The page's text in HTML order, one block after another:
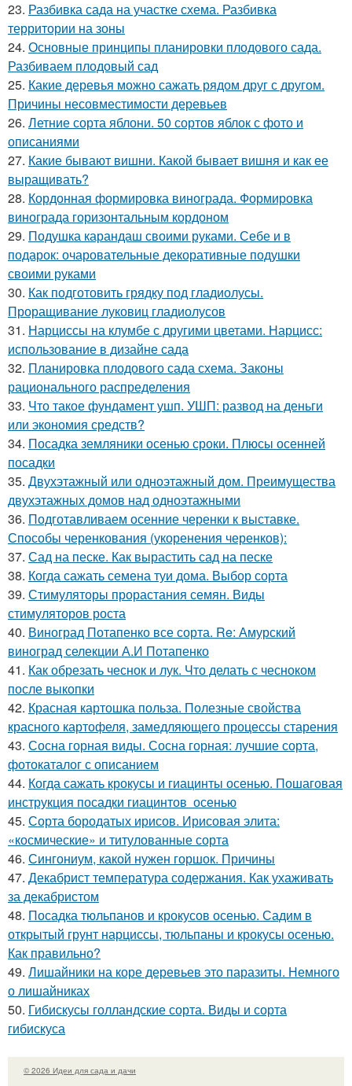
23. Разбивка сада на участке схема. Разбивка
территории на зоны
24. Основные принципы планировки плодового сада.
Разбиваем плодовый сад
25. Какие деревья можно сажать рядом друг с другом.
Причины несовместимости деревьев
26. Летние сорта яблони. 50 сортов яблок с фото и
описаниями
27. Какие бывают вишни. Какой бывает вишня и как ее
выращивать?
28. Кордонная формировка винограда. Формировка
винограда горизонтальным кордоном
29. Подушка карандаш своими руками. Себе и в
подарок: очаровательные декоративные подушки
своими руками
30. Как подготовить грядку под гладиолусы.
Проращивание луковиц гладиолусов
31. Нарциссы на клумбе с другими цветами. Нарцисс:
использование в дизайне сада
32. Планировка плодового сада схема. Законы
рационального распределения
33. Что такое фундамент ушп. УШП: развод на деньги
или экономия средств?
34. Посадка земляники осенью сроки. Плюсы осенней
посадки
35. Двухэтажный или одноэтажный дом. Преимущества
двухэтажных домов над одноэтажными
36. Подготавливаем осенние черенки к выставке.
Способы черенкования (укоренения черенков):
37. Сад на песке. Как вырастить сад на песке
38. Когда сажать семена туи дома. Выбор сорта
39. Стимуляторы прорастания семян. Виды
стимуляторов роста
40. Виноград Потапенко все сорта. Re: Амурский
виноград селекции А.И Потапенко
41. Как обрезать чеснок и лук. Что делать с чесноком
после выкопки
42. Красная картошка польза. Полезные свойства
красного картофеля, замедляющего процессы старения
43. Сосна горная виды. Сосна горная: лучшие сорта,
фотокаталог с описанием
44. Когда сажать крокусы и гиацинты осенью. Пошаговая
инструкция посадки гиацинтов осенью
45. Сорта бородатых ирисов. Ирисовая элита:
«космические» и титулованные сорта
46. Сингониум, какой нужен горшок. Причины
47. Декабрист температура содержания. Как ухаживать
за декабристом
48. Посадка тюльпанов и крокусов осенью. Садим в
открытый грунт нарциссы, тюльпаны и крокусы осенью.
Как правильно?
49. Лишайники на коре деревьев это паразиты. Немного
о лишайниках
50. Гибискусы голландские сорта. Виды и сорта
гибискуса
© 2026 Идеи для сада и дачи